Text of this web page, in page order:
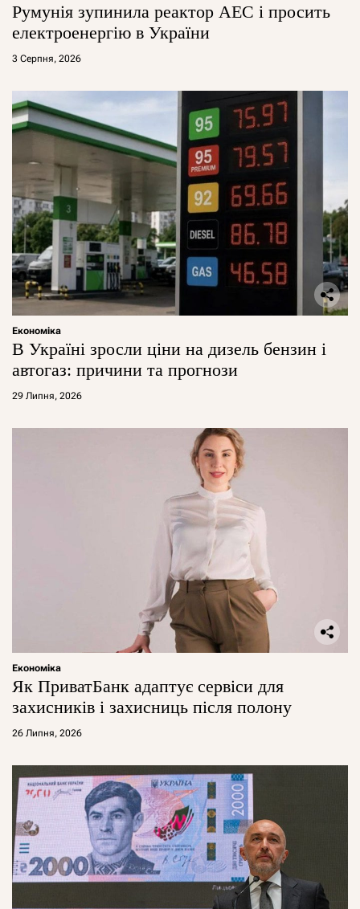
Румунія зупинила реактор АЕС і просить
електроенергію в України
3 Серпня, 2026
Економіка
В Україні зросли ціни на дизель бензин і
автогаз: причини та прогнози
29 Липня, 2026
Економіка
Як ПриватБанк адаптує сервіси для
захисників і захисниць після полону
26 Липня, 2026